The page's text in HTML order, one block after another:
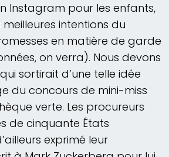
Instagram pour les enfants,
intentions du
en matière de garde
on verra). Nous devons
sortirait d’une telle idée
du concours de mini-miss
verte. Les procureurs
de cinquante États
exprimé leur